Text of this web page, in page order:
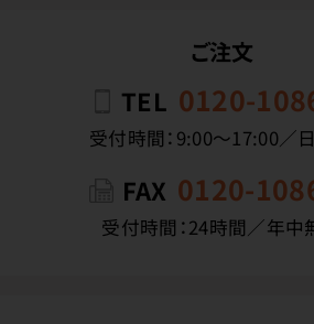
ご注文
TEL 0120-
受付時間：9:00〜17:00／
FAX 0120-
受付時間：24時間／年中